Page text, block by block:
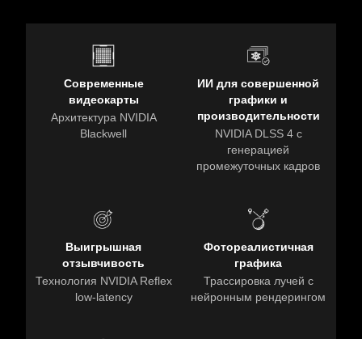
Современные
видеокарты
Архитектура NVIDIA
Blackwell
ИИ для совершенной
графики и
производительности
NVIDIA DLSS 4 с
генерацией
промежуточных кадров
Выигрышная
отзывчивость
Технология NVIDIA Reflex
low-latency
Фотореалистичная
графика
Трассировка лучей с
нейронным рендерингом